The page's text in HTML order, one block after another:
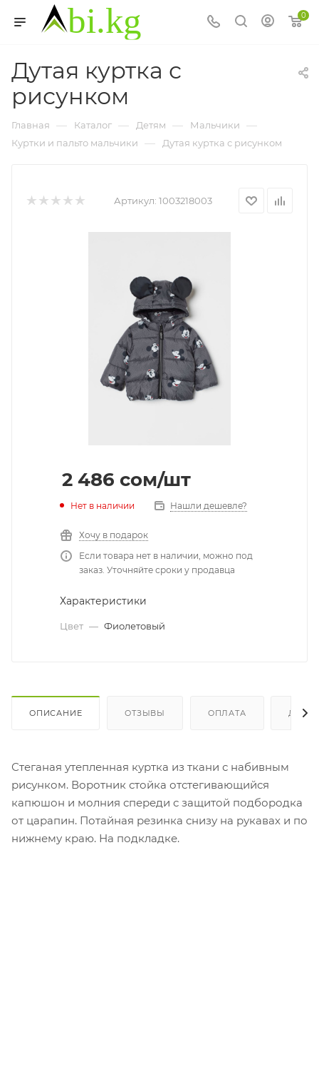
0
Дутая куртка с
рисунком
Главная — Каталог — Детям — Мальчики —
Куртки и пальто мальчики — Дутая куртка с рисунком
Артикул: 1003218003
2 486 cом/шт
Нет в наличии Нашли дешевле?
Хочу в подарок
Если товара нет в наличии, можно под
заказ. Уточняйте сроки у продавца
Характеристики
Цвет — Фиолетовый
ОПИСАНИЕ ОТЗЫВЫ ОПЛАТА
Стеганая утепленная куртка из ткани с набивным
рисунком. Воротник стойка отстегивающийся
капюшон и молния спереди с защитой подбородка
от царапин. Потайная резинка снизу на рукавах и по
нижнему краю. На подкладке.